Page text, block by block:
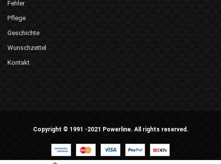
Fehler
Pflege
Geschichte
Wunschzettel
Kontakt
Copyright © 1991 -2021 Powerline. All rights reserved.